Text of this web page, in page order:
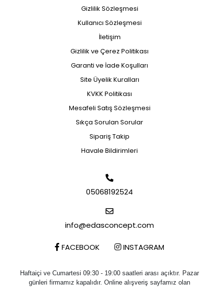
Gizlilik Sözleşmesi
Kullanıcı Sözleşmesi
İletişim
Gizlilik ve Çerez Politikası
Garanti ve İade Koşulları
Site Üyelik Kuralları
KVKK Politikası
Mesafeli Satış Sözleşmesi
Sıkça Sorulan Sorular
Sipariş Takip
Havale Bildirimleri
05068192524
info@edasconcept.com
FACEBOOK INSTAGRAM
Haftaiçi ve Cumartesi 09:30 - 19:00 saatleri arası açıktır. Pazar
günleri firmamız kapalıdır. Online alışveriş sayfamız olan